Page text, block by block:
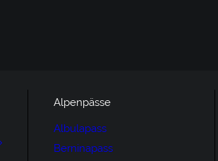
Alpenpässe
Albulapass
Berninapass